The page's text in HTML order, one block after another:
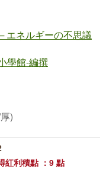
エネルギーの不思議
學館-編撰
)
紅利積點 ：9 點